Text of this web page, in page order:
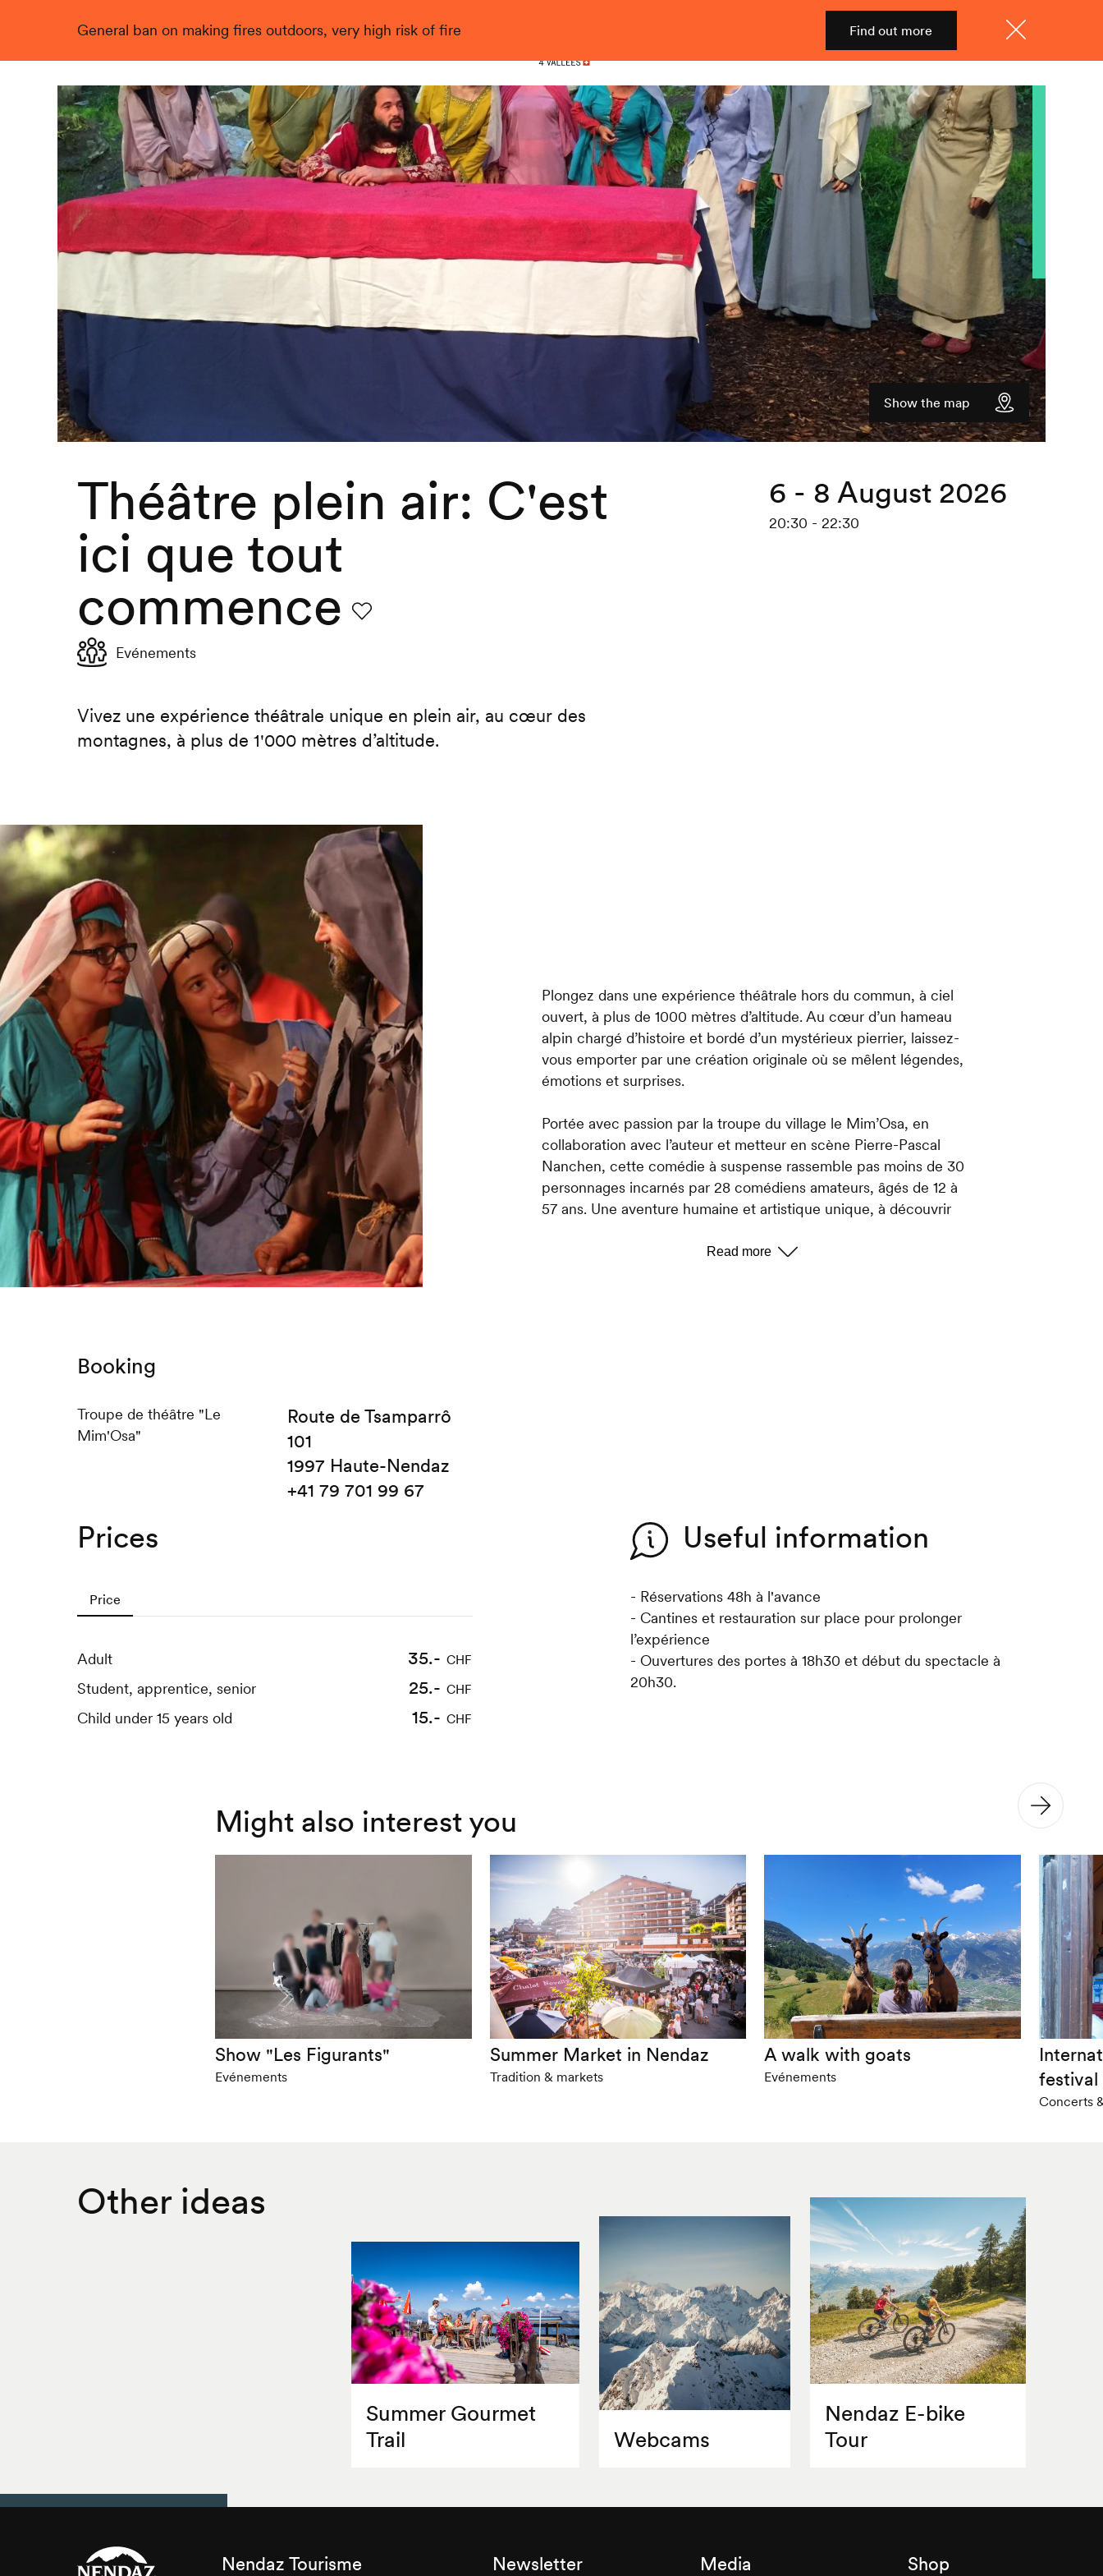
General ban on making fires outdoors, very high risk of fire Find out more
Nendaz
Menu
Shop
Live
Show the map
Théâtre plein air: C'est
ici que tout
commence
Evénements
Vivez une expérience théâtrale unique en plein air, au cœur des
montagnes, à plus de 1'000 mètres d’altitude.
6 - 8 August 2026
20:30 - 22:30
Plongez dans une expérience théâtrale hors du commun, à ciel
ouvert, à plus de 1000 mètres d’altitude. Au cœur d’un hameau
alpin chargé d’histoire et bordé d’un mystérieux pierrier, laissez-
vous emporter par une création originale où se mêlent légendes,
émotions et surprises.
Portée avec passion par la troupe du village le Mim’Osa, en
collaboration avec l’auteur et metteur en scène Pierre-Pascal
Nanchen, cette comédie à suspense rassemble pas moins de 30
personnages incarnés par 28 comédiens amateurs, âgés de 12 à
57 ans. Une aventure humaine et artistique unique, à découvrir
Booking
Troupe de théâtre "Le
Mim'Osa"
Route de Tsamparrô
101
1997 Haute-Nendaz
+41 79 701 99 67
Prices
Price
Adult 35.- CHF
Student, apprentice, senior 25.- CHF
Child under 15 years old 15.- CHF
Useful information
- Réservations 48h à l'avance
- Cantines et restauration sur place pour prolonger
l’expérience
- Ouvertures des portes à 18h30 et début du spectacle à
20h30.
Might also interest you
Show "Les Figurants"
Evénements
Summer Market in Nendaz
Tradition & markets
A walk with goats
Evénements
festival
Concerts
Other ideas
Summer Gourmet
Trail
Webcams
Nendaz E-bike
Tour
Nendaz Tourisme Newsletter Media Shop